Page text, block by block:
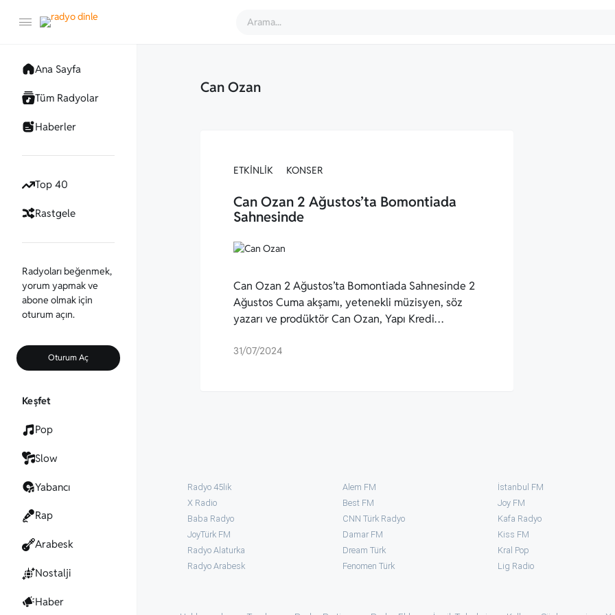
Ana Sayfa
Tüm Radyolar
Haberler
Top 40
Rastgele
Radyoları beğenmek,
yorum yapmak ve
abone olmak için
oturum açın.
Oturum Aç
Keşfet
Pop
Slow
Yabancı
Rap
Arabesk
Nostalji
Haber
Can Ozan
ETKINLIK KONSER
Can Ozan 2 Ağustos’ta Bomontiada
Sahnesinde
Can Ozan 2 Ağustos’ta Bomontiada Sahnesinde 2
Ağustos Cuma akşamı, yetenekli müzisyen, söz
yazarı ve prodüktör Can Ozan, Yapı Kredi…
31/07/2024
Radyo 45lik
X Radio
Baba Radyo
JoyTürk FM
Radyo Alaturka
Radyo Arabesk
Alem FM
Best FM
CNN Türk Radyo
Damar FM
Dream Türk
Fenomen Türk
İstanbul FM
Joy FM
Kafa Radyo
Kiss FM
Kral Pop
⁠Lig Radio